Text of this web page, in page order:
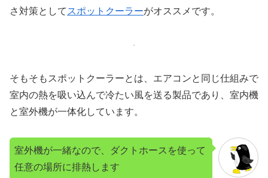
さ対策として スポットクーラーがオススメです。
そもそもスポットクーラーとは、エアコンと同じ仕組みで
室内の熱を吸い込んで冷たい風を送る製品であり、室内機
と室外機が一体化しています。
室外機が一緒なので、ダクトホースを使って
任意の場所に排熱します